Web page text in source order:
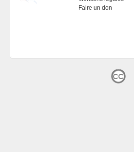
Faire un don